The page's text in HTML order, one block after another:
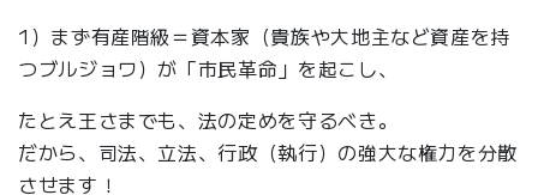
1）まず有産階級＝資本家（貴族や大地主など資産を持
つブルジョワ）が「市民革命」を起こし、
たとえ王さまでも、法の定めを守るべき。
だから、司法、立法、行政（執行）の強大な権力を分散
させます！